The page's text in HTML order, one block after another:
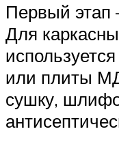
Первый этап
Для
или плиты
сушку,